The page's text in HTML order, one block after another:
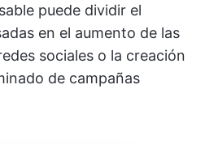
puede dividir el
en el aumento de las
sociales o la creación
de campañas